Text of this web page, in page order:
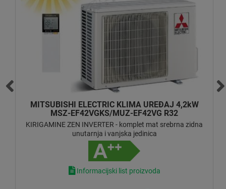
DAIKIN KLIMA UREĐAJ 3,5kW FTXTP35NRXTP35A
- optimiziran za grijanje
COMFORA INVERTER - komplet mat bijela zidna unutarnja i
vanjska jedinica
Informacijski list proizvoda